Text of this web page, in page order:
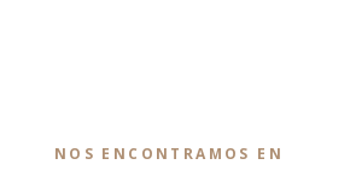
NOS ENCONTRAMOS EN